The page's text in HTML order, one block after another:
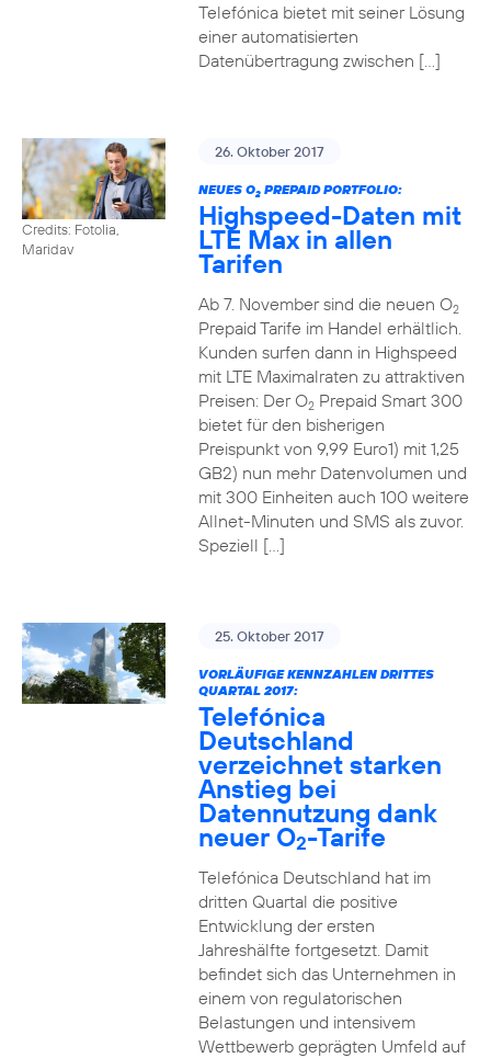
Telefónica bietet mit seiner Lösung
einer automatisierten
Datenübertragung zwischen […]
Credits: Fotolia,
Maridav
26. Oktober 2017
NEUES O2PREPAID PORTFOLIO:
Highspeed-Daten mit
LTE Max in allen
Tarifen
Ab 7. November sind die neuen O2
Prepaid Tarife im Handel erhältlich.
Kunden surfen dann in Highspeed
mit LTE Maximalraten zu attraktiven
Preisen: Der O2Prepaid Smart 300
bietet für den bisherigen
Preispunkt von 9,99 Euro1) mit 1,25
GB2) nun mehr Datenvolumen und
mit 300 Einheiten auch 100 weitere
Allnet-Minuten und SMS als zuvor.
Speziell […]
25. Oktober 2017
VORLÄUFIGE KENNZAHLEN DRITTES
QUARTAL 2017:
Telefónica
Deutschland
verzeichnet starken
Anstieg bei
Datennutzung dank
neuer O2-Tarife
Telefónica Deutschland hat im
dritten Quartal die positive
Entwicklung der ersten
Jahreshälfte fortgesetzt. Damit
befindet sich das Unternehmen in
einem von regulatorischen
Belastungen und intensivem
Wettbewerb geprägten Umfeld auf